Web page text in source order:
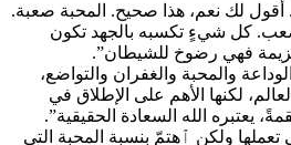
لك نعم، هذا صحيح. المحبة صعبة.
كل شيءٍ تكسبه بالجهد تكون
فهي رضوخ للشيطان”.
والمحبة والغفران والتواضع،
لكنها الأهم على الإطلاق في
يعتبره الله السعادة الحقيقية”.
ولكن ٱهتمّ بنسبة المحبة التي